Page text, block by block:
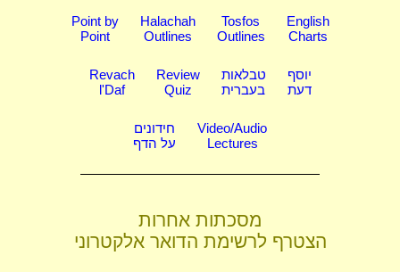
Point by
Point
Halachah
Outlines
Tosfos
Outlines
English
Charts
Revach
l'Daf
Review
Quiz
טבלאות
בעברית
יוסף
דעת
חידונים
על הדף
Video/Audio
Lectures
מסכתות אחרות
הצטרף לרשימת הדואר אלקטרוני